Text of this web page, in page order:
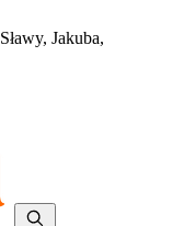
Sławy, Jakuba,